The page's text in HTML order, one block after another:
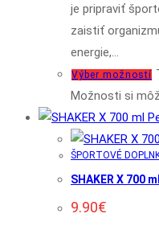
je pripraviť
zaistiť
energie,…
Výber možností
Možnosti si
ŠPORTOVÉ
SHAKER X 700
9.90€